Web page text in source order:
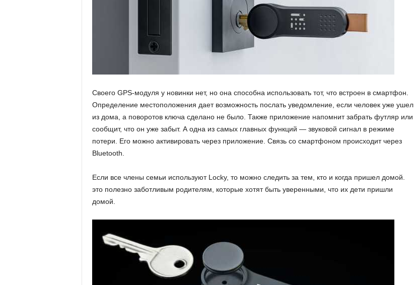
Своего GPS-модуля у новинки нет, но она способна использовать тот, что встроен в смартфон.
Определение местоположения дает возможность послать уведомление, если человек уже ушел
из дома, а поворотов ключа сделано не было. Также приложение напомнит забрать футляр или
сообщит, что он уже забыт. А одна из самых главных функций — звуковой сигнал в режиме
потери. Его можно активировать через приложение. Связь со смартфоном происходит через
Bluetooth.
Если все члены семьи используют Locky, то можно следить за тем, кто и когда пришел домой.
это полезно заботливым родителям, которые хотят быть уверенными, что их дети пришли
домой.